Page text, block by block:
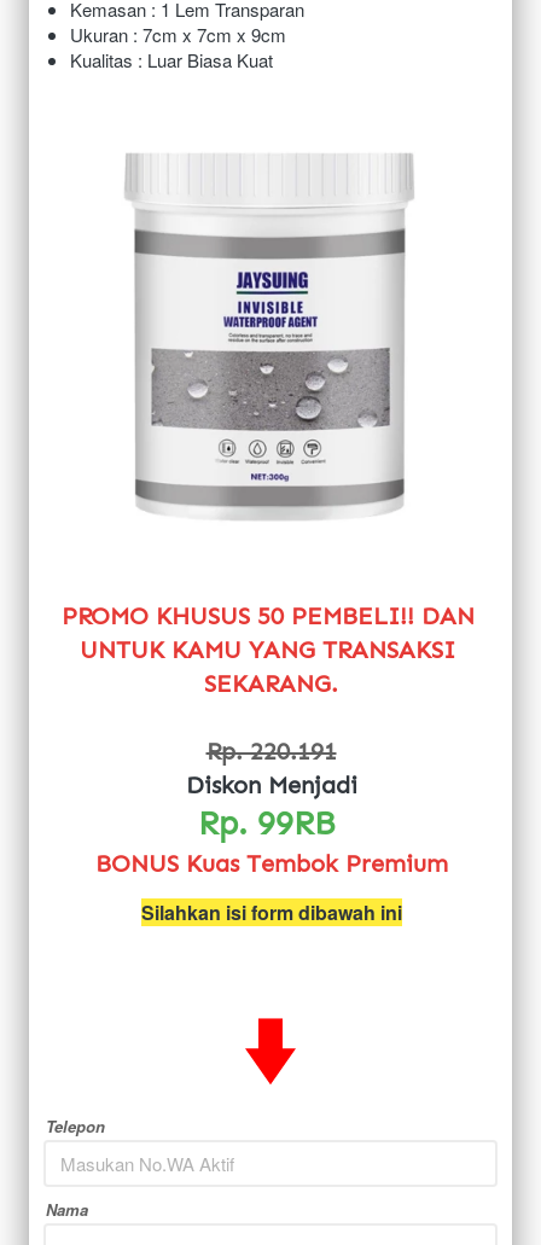
Kemasan : 1 Lem Transparan
Ukuran : 7cm x 7cm x 9cm
Kualitas : Luar Biasa Kuat
PROMO KHUSUS 50 PEMBELI!! DAN
UNTUK KAMU YANG TRANSAKSI
SEKARANG.
Rp. 220.191
Diskon Menjadi
Rp. 99RB
BONUS Kuas Tembok Premium
Silahkan isi form dibawah ini
Telepon
Nama